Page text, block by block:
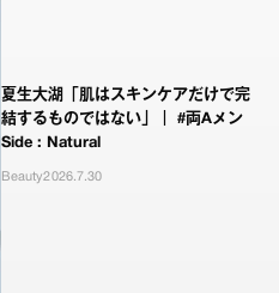
夏生大湖「肌はスキンケアだけで完
結するものではない」｜ #両Aメン
Side : Natural
Beauty2026.7.30